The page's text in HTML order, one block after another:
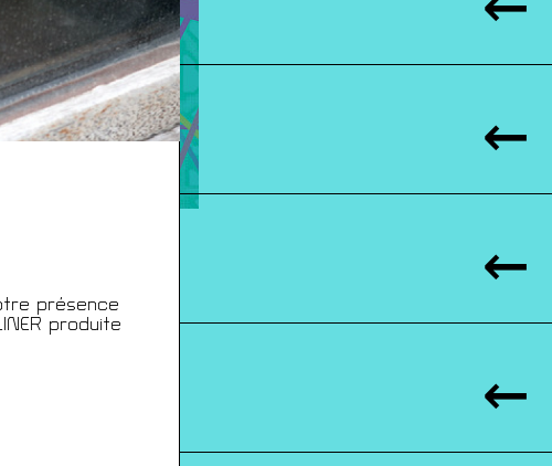
présence
produite